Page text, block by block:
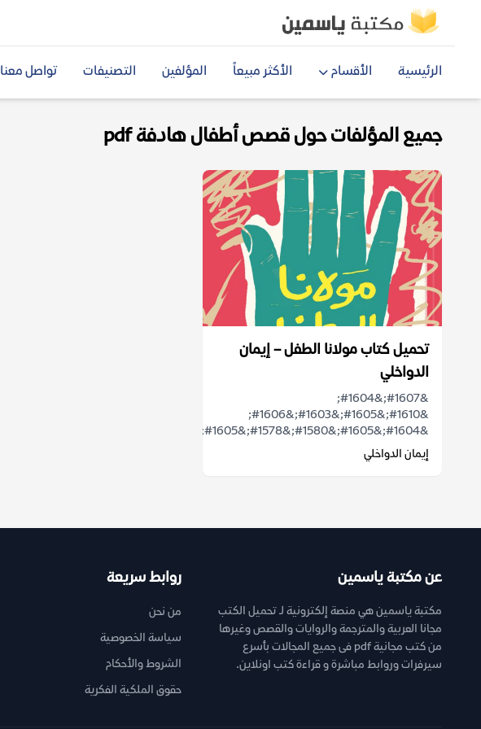
الرئيسية الأقسام الأكثر مبيعاً المؤلفين التصنيفات تواصل معنا
جميع المؤلفات حول قصص أطفال هادفة pdf
تحميل كتاب مولانا الطفل – إيمان
الدواخلي
&#1607;&#1604;
&#1610;&#1605;&#1603;&#1606;
&#1604;&#1605;&#1580;&#1578;&#1605;&...
إيمان الدواخلي
عن مكتبة ياسمين
مكتبة ياسمين هي منصة إلكترونية لـ تحميل الكتب
مجانا العربية والمترجمة والروايات والقصص وغيرها
من كتب مجانية pdf فى جميع المجالات بأسرع
سيرفرات وروابط مباشرة و قراءة كتب اونلاين.
روابط سريعة
من نحن
سياسة الخصوصية
الشروط والأحكام
حقوق الملكية الفكرية